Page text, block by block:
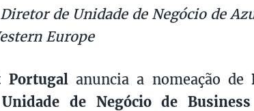
de Unidade de Negócio de
Europe
Portugalanuncia a nomeação de
de Negócio de